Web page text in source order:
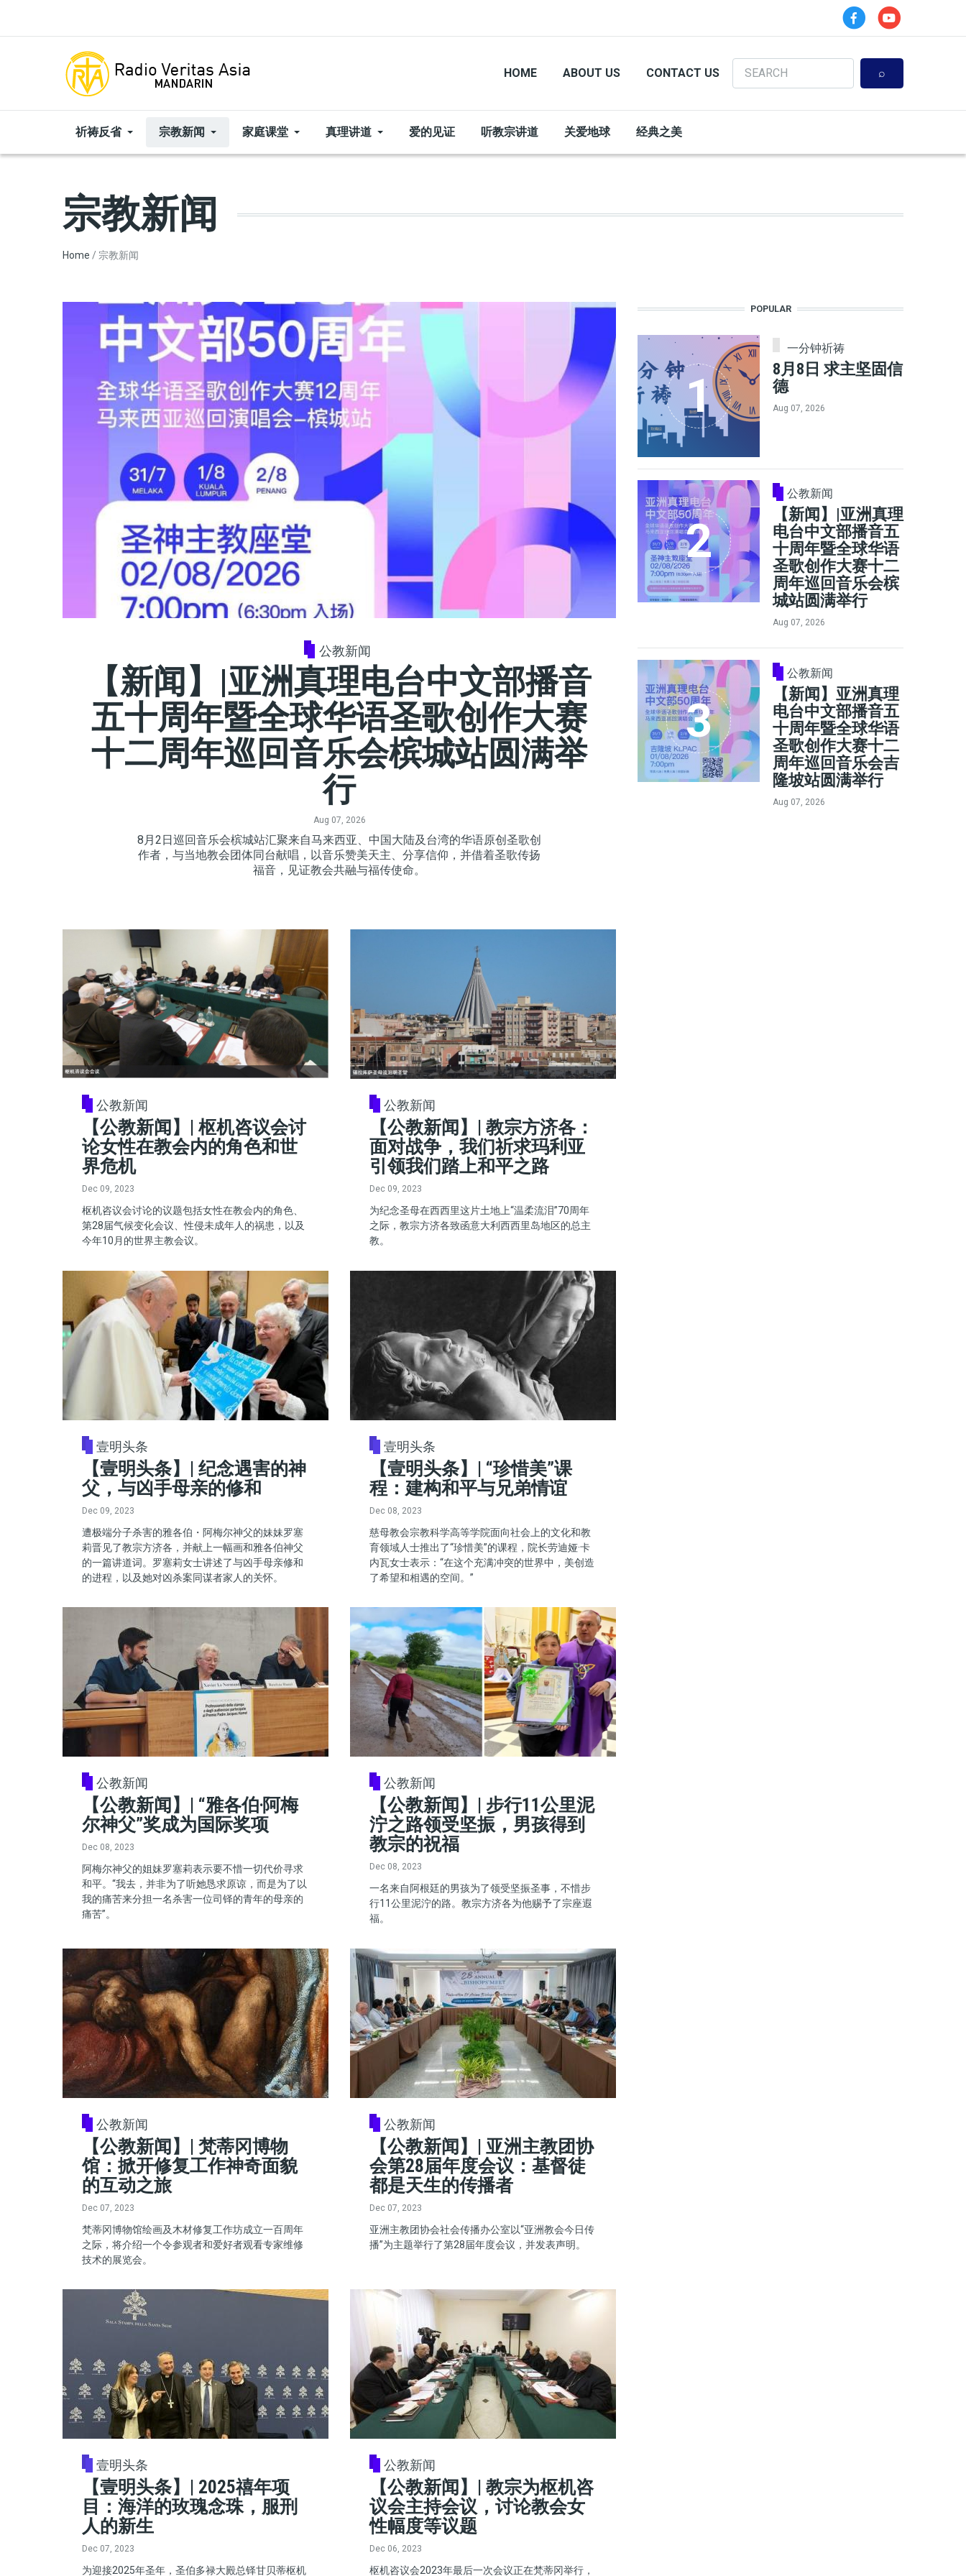
HOME ABOUT US CONTACT US
Search
祈祷反省 宗教新闻 家庭课堂 真理讲道 爱的见证 听教宗讲道 关爱地球 经典之美
宗教新闻
Breadcrumb
Home 宗教新闻
公教新闻
【新闻】|亚洲真理电台中文部播音
五十周年暨全球华语圣歌创作大赛
十二周年巡回音乐会槟城站圆满举
行
Aug 07, 2026
8月2日巡回音乐会槟城站汇聚来自马来西亚、中国大陆及台湾的华语原创圣歌创
作者，与当地教会团体同台献唱，以音乐赞美天主、分享信仰，并借着圣歌传扬
福音，见证教会共融与福传使命。
公教新闻
【公教新闻】| 枢机咨议会讨
论女性在教会内的角色和世
界危机
Dec 09, 2023
枢机咨议会讨论的议题包括女性在教会内的角色、
第28届气候变化会议、性侵未成年人的祸患，以及
今年10月的世界主教会议。
公教新闻
【公教新闻】| 教宗方济各：
面对战争，我们祈求玛利亚
引领我们踏上和平之路
Dec 09, 2023
为纪念圣母在西西里这片土地上“温柔流泪”70周年
之际，教宗方济各致函意大利西西里岛地区的总主
教。
壹明头条
【壹明头条】| 纪念遇害的神
父，与凶手母亲的修和
Dec 09, 2023
遭极端分子杀害的雅各伯・阿梅尔神父的妹妹罗塞
莉晋见了教宗方济各，并献上一幅画和雅各伯神父
的一篇讲道词。罗塞莉女士讲述了与凶手母亲修和
的进程，以及她对凶杀案同谋者家人的关怀。
壹明头条
【壹明头条】| “珍惜美”课
程：建构和平与兄弟情谊
Dec 08, 2023
慈母教会宗教科学高等学院面向社会上的文化和教
育领域人士推出了“珍惜美”的课程，院长劳迪娅·卡
内瓦女士表示：“在这个充满冲突的世界中，美创造
了希望和相遇的空间。”
公教新闻
【公教新闻】| “雅各伯‧阿梅
尔神父”奖成为国际奖项
Dec 08, 2023
阿梅尔神父的姐妹罗塞莉表示要不惜一切代价寻求
和平。“我去，并非为了听她恳求原谅，而是为了以
我的痛苦来分担一名杀害一位司铎的青年的母亲的
痛苦”。
公教新闻
【公教新闻】| 步行11公里泥
泞之路领受坚振，男孩得到
教宗的祝福
Dec 08, 2023
一名来自阿根廷的男孩为了领受坚振圣事，不惜步
行11公里泥泞的路。教宗方济各为他赐予了宗座遐
福。
公教新闻
【公教新闻】| 梵蒂冈博物
馆：掀开修复工作神奇面貌
的互动之旅
Dec 07, 2023
梵蒂冈博物馆绘画及木材修复工作坊成立一百周年
之际，将介绍一个令参观者和爱好者观看专家维修
技术的展览会。
公教新闻
【公教新闻】| 亚洲主教团协
会第28届年度会议：基督徒
都是天生的传播者
Dec 07, 2023
亚洲主教团协会社会传播办公室以“亚洲教会今日传
播”为主题举行了第28届年度会议，并发表声明。
壹明头条
【壹明头条】| 2025禧年项
目：海洋的玫瑰念珠，服刑
人的新生
Dec 07, 2023
为迎接2025年圣年，圣伯多禄大殿总铎甘贝蒂枢机
公教新闻
【公教新闻】| 教宗为枢机咨
议会主持会议，讨论教会女
性幅度等议题
Dec 06, 2023
枢机咨议会2023年最后一次会议正在梵蒂冈举行，
POPULAR
一分钟祈祷
8月8日 求主坚固信
德
Aug 07, 2026
公教新闻
【新闻】|亚洲真理
电台中文部播音五
十周年暨全球华语
圣歌创作大赛十二
周年巡回音乐会槟
城站圆满举行
Aug 07, 2026
公教新闻
【新闻】亚洲真理
电台中文部播音五
十周年暨全球华语
圣歌创作大赛十二
周年巡回音乐会吉
隆坡站圆满举行
Aug 07, 2026